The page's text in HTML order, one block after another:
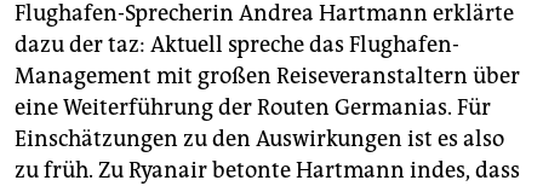
Flughafen-Sprecherin Andrea Hartmann erklärte
dazu der taz: Aktuell spreche das Flughafen-
Management mit großen Reiseveranstaltern über
eine Weiterführung der Routen Germanias. Für
Einschätzungen zu den Auswirkungen ist es also
zu früh. Zu Ryanair betonte Hartmann indes, dass